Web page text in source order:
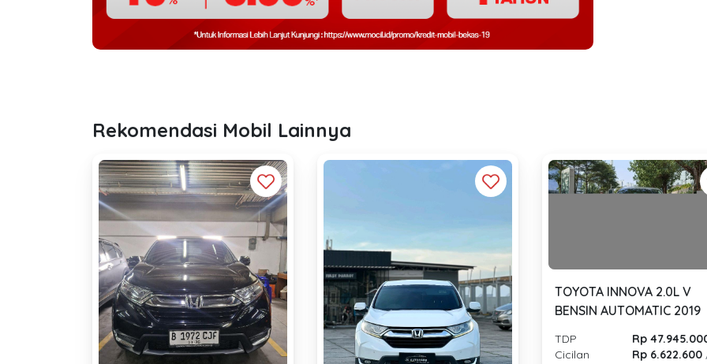
Rekomendasi Mobil Lainnya
TOYOTA INNOVA 2.0L V
BENSIN AUTOMATIC 2019
TDP
Rp
Cicilan
Rp 6.622.600